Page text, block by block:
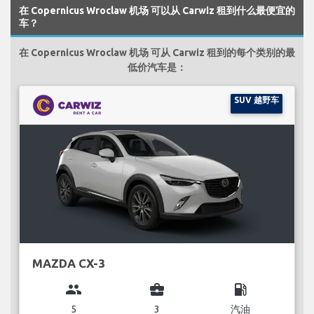
在 Copernicus Wroclaw 机场 可以从 Carwiz 租到什么最便宜的
车？
在 Copernicus Wroclaw 机场 可从 Carwiz 租到的每个类别的最
低价汽车是：
SUV 越野车
MAZDA CX-3
group
5
business_center
3
local_gas_station
汽油